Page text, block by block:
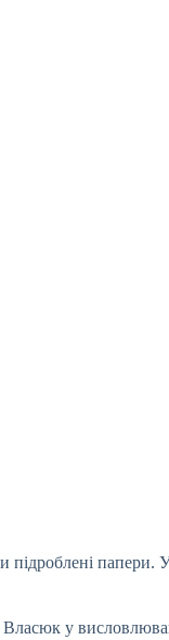
підроблені папери.
Власюк у